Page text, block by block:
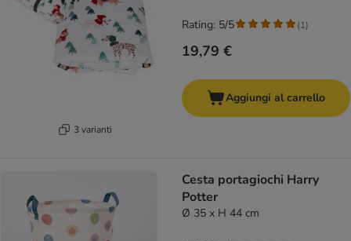
3 varianti
19,79 €
Rating: 5/5 (1)
Aggiungi al carrello
Cesta portagiochi Harry
Potter
Ø 35 x H 44 cm